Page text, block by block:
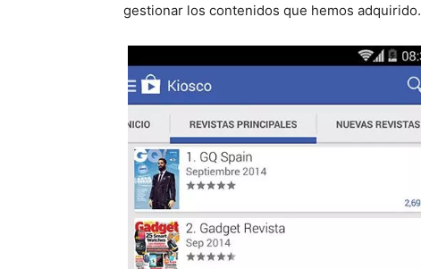
gestionar los contenidos que hemos adquirido.